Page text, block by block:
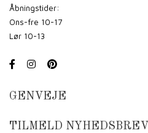
Åbningstider:
Ons-fre 10-17
Lør 10-13
GENVEJE
TILMELD NYHEDSBREV